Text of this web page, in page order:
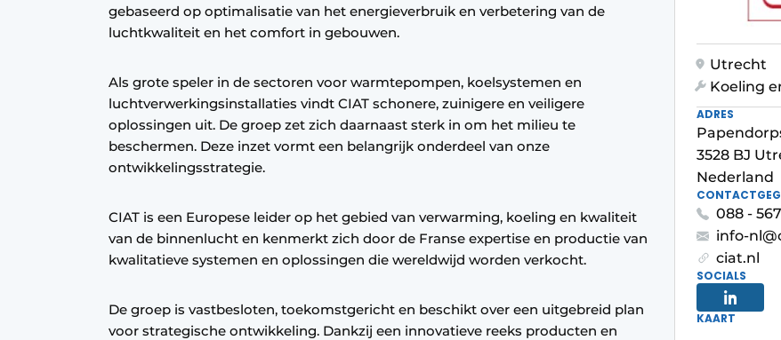
Vacatures
Video’s
gebaseerd op optimalisatie van het energieverbruik en verbetering van de
luchtkwaliteit en het comfort in gebouwen.
Als grote speler in de sectoren voor warmtepompen, koelsystemen en
luchtverwerkingsinstallaties vindt CIAT schonere, zuinigere en veiligere
oplossingen uit. De groep zet zich daarnaast sterk in om het milieu te
beschermen. Deze inzet vormt een belangrijk onderdeel van onze
ontwikkelingsstrategie.
CIAT is een Europese leider op het gebied van verwarming, koeling en kwaliteit
van de binnenlucht en kenmerkt zich door de Franse expertise en productie van
kwalitatieve systemen en oplossingen die wereldwijd worden verkocht.
De groep is vastbesloten, toekomstgericht en beschikt over een uitgebreid plan
voor strategische ontwikkeling. Dankzij een innovatieve reeks producten en
Utrecht
Koeling
ADRES
3528 BJ
Nederland
088 -
info-
ciat.nl
SOCIALS
KAART